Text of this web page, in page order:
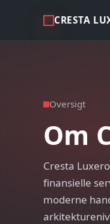
CRESTA
Oversigt
Om
Cresta
finansielle
moderne